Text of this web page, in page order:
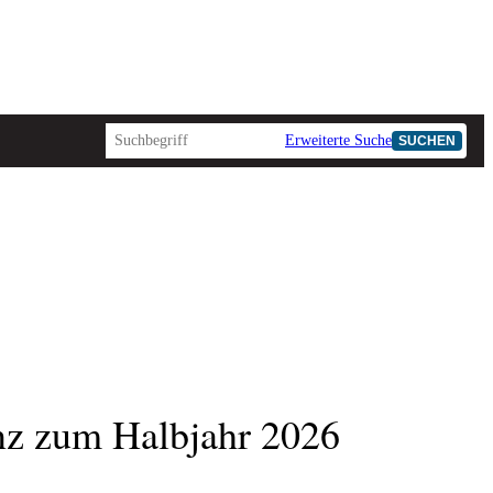
Erweiterte Suche SUCHEN
zum Halbjahr 2026